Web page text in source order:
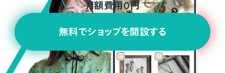
月額費用0円
無料でショップを開設する